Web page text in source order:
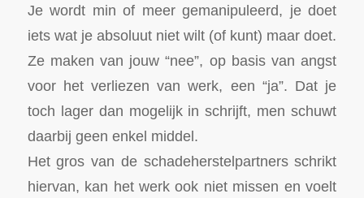
Je wordt min of meer gemanipuleerd, je doet
iets wat je absoluut niet wilt (of kunt) maar doet.
Ze maken van jouw “nee”, op basis van angst
voor het verliezen van werk, een “ja”. Dat je
toch lager dan mogelijk in schrijft, men schuwt
daarbij geen enkel middel.
Het gros van de schadeherstelpartners schrikt
hiervan, kan het werk ook niet missen en voelt